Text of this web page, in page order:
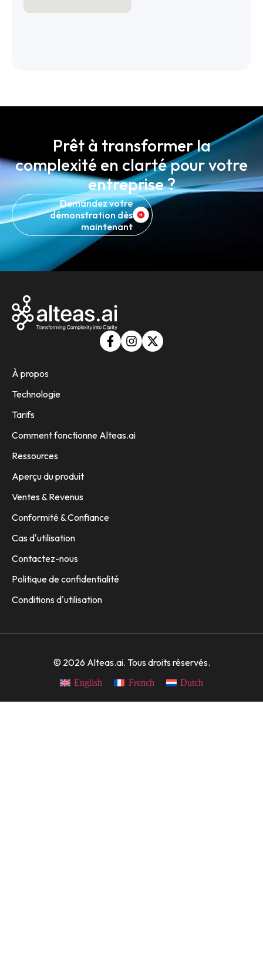
Prêt à transformer la
complexité en clarté pour votre
entreprise ?
Demandez votre
démonstration dès
maintenant
À propos
Technologie
Tarifs
Comment fonctionne Alteas.ai
Ressources
Aperçu du produit
Ventes & Revenus
Conformité & Confiance
Cas d'utilisation
Contactez-nous
Politique de confidentialité
Conditions d'utilisation
© 2026 Alteas.ai. Tous droits réservés.
English French Dutch